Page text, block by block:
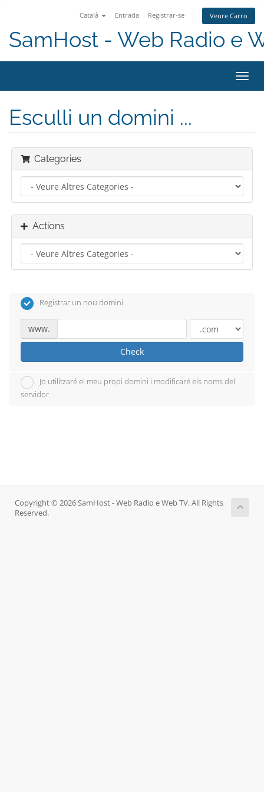
Català Entrada Registrar-se Veure Carro
SamHost - Web Radio e
Esculli un domini ...
Categories
Actions
Registrar un nou domini
www.
Check
Jo utilitzaré el meu propi domini i modificaré els noms del
servidor
Copyright © 2026 SamHost - Web Radio e Web TV. All Rights
Reserved.